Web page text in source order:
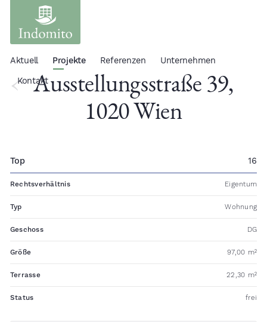
Aktuell Projekte Referenzen
Unternehmen
KontaktAusstellungsstraße 39,
1020 Wien
Top 16
Rechtsverhältnis Eigentum
Typ Wohnung
Geschoss DG
Größe 97,00 m²
Terrasse 22,30 m²
Status frei